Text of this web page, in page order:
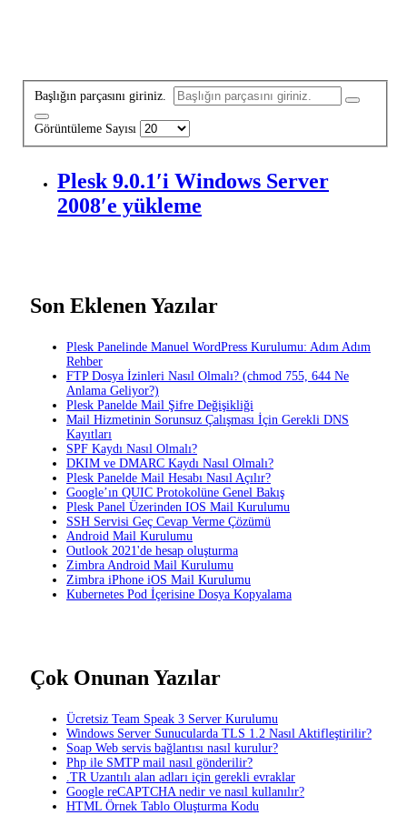
Başlığın parçasını giriniz.
Görüntüleme Sayısı
Plesk 9.0.1′i Windows Server
2008′e yükleme
Son Eklenen Yazılar
Plesk Panelinde Manuel WordPress Kurulumu: Adım Adım
Rehber
FTP Dosya İzinleri Nasıl Olmalı? (chmod 755, 644 Ne
Anlama Geliyor?)
Plesk Panelde Mail Şifre Değişikliği
Mail Hizmetinin Sorunsuz Çalışması İçin Gerekli DNS
Kayıtları
SPF Kaydı Nasıl Olmalı?
DKIM ve DMARC Kaydı Nasıl Olmalı?
Plesk Panelde Mail Hesabı Nasıl Açılır?
Google’ın QUIC Protokolüne Genel Bakış
Plesk Panel Üzerinden IOS Mail Kurulumu
SSH Servisi Geç Cevap Verme Çözümü
Android Mail Kurulumu
Outlook 2021'de hesap oluşturma
Zimbra Android Mail Kurulumu
Zimbra iPhone iOS Mail Kurulumu
Kubernetes Pod İçerisine Dosya Kopyalama
Çok Onunan Yazılar
Ücretsiz Team Speak 3 Server Kurulumu
Windows Server Sunucularda TLS 1.2 Nasıl Aktifleştirilir?
Soap Web servis bağlantısı nasıl kurulur?
Php ile SMTP mail nasıl gönderilir?
.TR Uzantılı alan adları için gerekli evraklar
Google reCAPTCHA nedir ve nasıl kullanılır?
HTML Örnek Tablo Oluşturma Kodu